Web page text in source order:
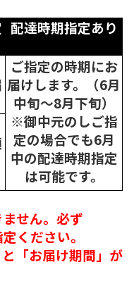
配達時期指定あり
ご指定の時期にお
届けします。（6月
中旬～8月下旬）
※御中元のしご指
定の場合でも6月
中の配達時期指定
は可能です。
せん。必ず
ください。
「お届け期間」が